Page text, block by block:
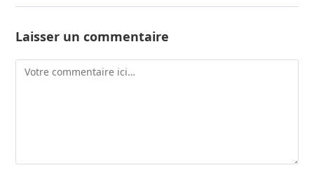
Laisser un commentaire
Comment